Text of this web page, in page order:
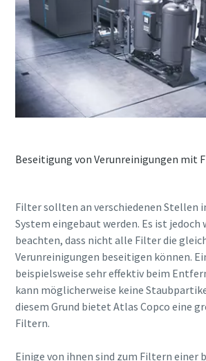
Entdecken Sie, wie Sie einen
Förderprozess schaffen können.
Erfahren Sie mehr
Beseitigung von Verunreinigungen mit
Filter sollten an verschiedenen Stellen
System eingebaut werden. Es ist jedoch
beachten, dass nicht alle Filter die
Verunreinigungen beseitigen können.
beispielsweise sehr effektiv beim
kann möglicherweise keine
diesem Grund bietet Atlas Copco eine
Filtern.
Einige von ihnen sind zum Filtern einer